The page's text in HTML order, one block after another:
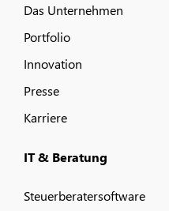
Das Unternehmen
Portfolio
Innovation
Presse
Karriere
IT & Beratung
Steuerberatersoftware